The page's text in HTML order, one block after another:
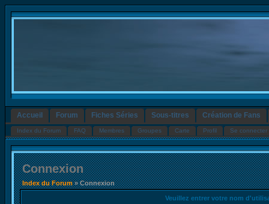
Accueil Forum Fiches Séries Sous-titres Création de Fans
Index du Forum FAQ Membres Groupes Carte Profil Se connecter
Connexion
Index du Forum» Connexion
Veuillez entrer votre nom